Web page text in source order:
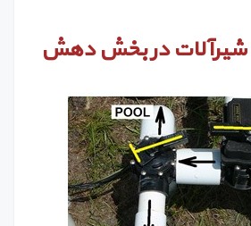
در بخش دهش